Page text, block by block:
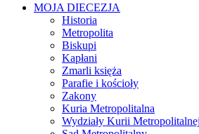
MOJA DIECEZJA
Historia
Metropolita
Biskupi
Kapłani
Zmarli księża
Parafie i kościoły
Zakony
Kuria Metropolitalna
Wydziały Kurii Metropolitalnej